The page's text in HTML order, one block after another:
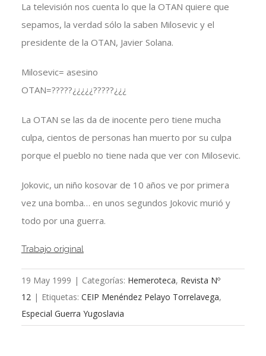
La televisión nos cuenta lo que la OTAN quiere que
sepamos, la verdad sólo la saben Milosevic y el
presidente de la OTAN, Javier Solana.
Milosevic= asesino
OTAN=?????¿¿¿¿¿?????¿¿¿
La OTAN se las da de inocente pero tiene mucha
culpa, cientos de personas han muerto por su culpa
porque el pueblo no tiene nada que ver con Milosevic.
Jokovic, un niño kosovar de 10 años ve por primera
vez una bomba… en unos segundos Jokovic murió y
todo por una guerra.
Trabajo original
19 May 1999 | Categorías: Hemeroteca, Revista Nº
12 | Etiquetas: CEIP Menéndez Pelayo Torrelavega,
Especial Guerra Yugoslavia